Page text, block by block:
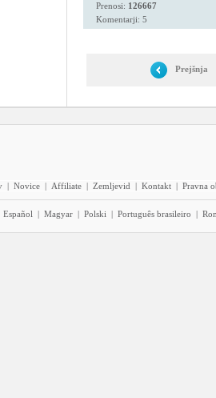
Prenosi: 126667
Komentarji: 5
Prejšnja
| Novice | Affiliate | Zemljevid | Kontakt | Pravna
Español | Magyar | Polski | Português brasileiro |